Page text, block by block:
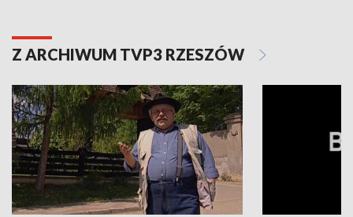
Z ARCHIWUM TVP3 RZESZÓW